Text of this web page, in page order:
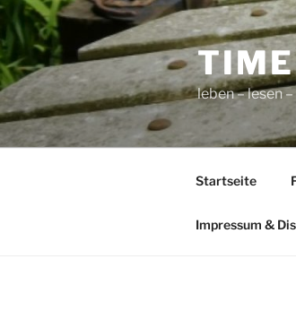
Zum
Inhalt
springen
leben – lesen
Startseite
Impressum &